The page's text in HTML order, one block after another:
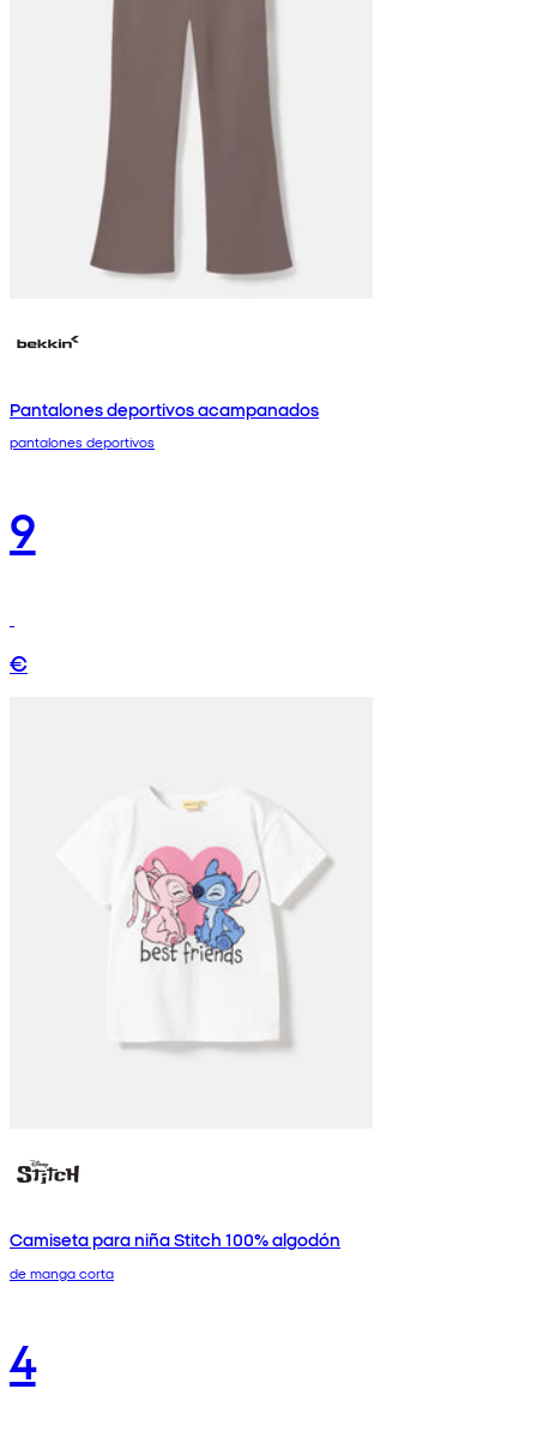
Pantalones deportivos acampanados
pantalones deportivos
9
€
Camiseta para niña Stitch 100% algodón
de manga corta
4